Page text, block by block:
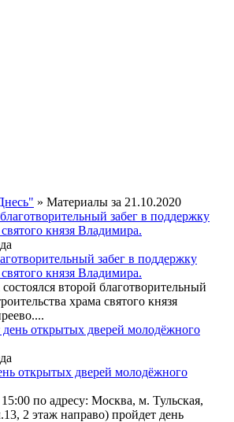
» Материалы за 21.10.2020
забег в поддержку
князя Владимира.
второй благотворительный
храма святого князя
открытых дверей молодёжного
по адресу: Москва, м. Тульская,
2 этаж направо) пройдет день